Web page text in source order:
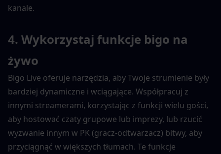
kanale.
4. Wykorzystaj funkcje bigo na
żywo
Bigo Live oferuje narzędzia, aby Twoje strumienie były
bardziej dynamiczne i wciągające. Współpracuj z
innymi streamerami, korzystając z funkcji wielu gości,
aby hostować czaty grupowe lub imprezy, lub rzucić
wyzwanie innym w PK (gracz-odtwarzacz) bitwy, aby
przyciągnąć w większych tłumach. Te funkcje